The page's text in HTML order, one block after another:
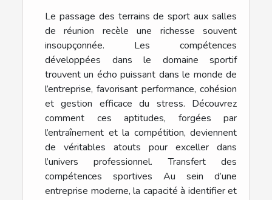
Le passage des terrains de sport aux salles
de réunion recèle une richesse souvent
insoupçonnée. Les compétences
développées dans le domaine sportif
trouvent un écho puissant dans le monde de
l’entreprise, favorisant performance, cohésion
et gestion efficace du stress. Découvrez
comment ces aptitudes, forgées par
l’entraînement et la compétition, deviennent
de véritables atouts pour exceller dans
l’univers professionnel. Transfert des
compétences sportives Au sein d’une
entreprise moderne, la capacité à identifier et